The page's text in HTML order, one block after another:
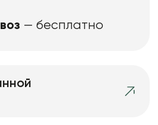
— бесплатно